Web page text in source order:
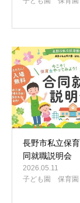
長野市私立保
同就職説明会
2026.05.11
子ども園 保育